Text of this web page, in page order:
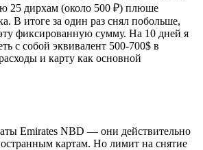
25 дирхам (около 500 ₽) плюше
В итоге за один раз снял побольше,
фиксированную сумму. На 10 дней я
с собой эквивалент 500-700$ в
и карту как основной
Emirates NBD — они действительно
картам. Но лимит на снятие